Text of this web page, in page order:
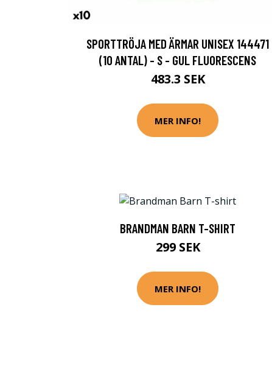
SPORTTRÖJA MED ÄRMAR UNISEX 144471
(10 ANTAL) - S - GUL FLUORESCENS
483.3 SEK
MER INFO!
BRANDMAN BARN T-SHIRT
299 SEK
MER INFO!